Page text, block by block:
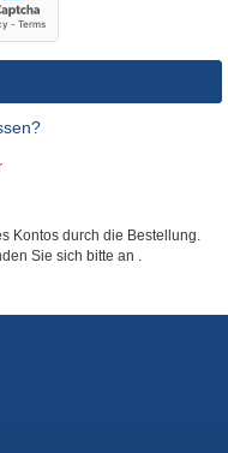
Kontos durch die Bestellung.
Sie sich bitte an .